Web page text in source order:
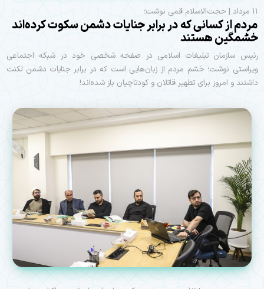
۱۱ مرداد | حجت‌الاسلام قمی نوشت؛
مردم از کسانی که در برابر جنایات دشمن سکوت کرده‌اند
خشمگین هستند
رئیس سازمان تبلیغات اسلامی در صفحه شخصی خود در شبکه اجتماعی
ویراستی نوشت؛ خشم مردم از زبان‌هایی است که در برابر جنایات دشمن لکنت
داشتند و امروز برای تطهیر قاتلان و کودتاچیان باز شده‌اند!